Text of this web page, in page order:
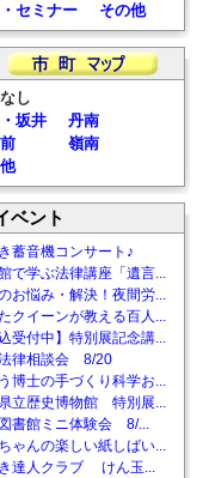
セミナー
その他
し
坂井
丹南
嶺南
ベント
蓄音機コンサート♪
で学ぶ法律講座「遺言...
お悩み・解決！夜間労...
クイーンが教える百人...
込受付中】特別展記念講...
律相談会 8/20
博士の手づくり科学お...
立歴史博物館 特別展...
書館ミニ体験会 8/...
ゃんの楽しい紙しばい...
達人クラブ けん玉...